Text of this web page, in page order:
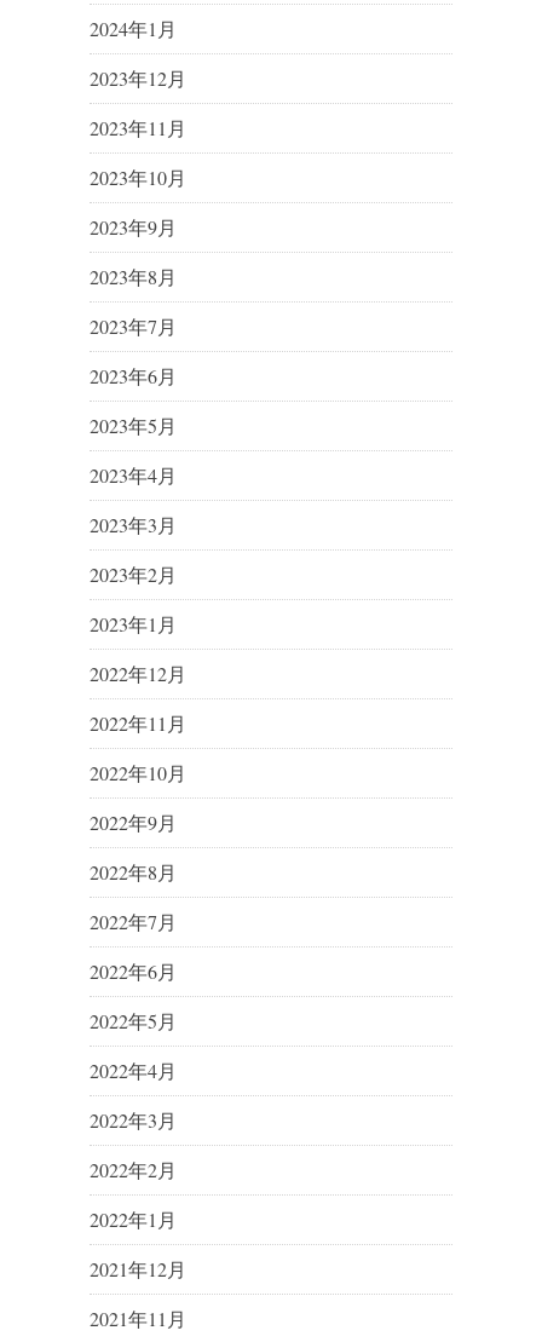
2024年1月
2023年12月
2023年11月
2023年10月
2023年9月
2023年8月
2023年7月
2023年6月
2023年5月
2023年4月
2023年3月
2023年2月
2023年1月
2022年12月
2022年11月
2022年10月
2022年9月
2022年8月
2022年7月
2022年6月
2022年5月
2022年4月
2022年3月
2022年2月
2022年1月
2021年12月
2021年11月